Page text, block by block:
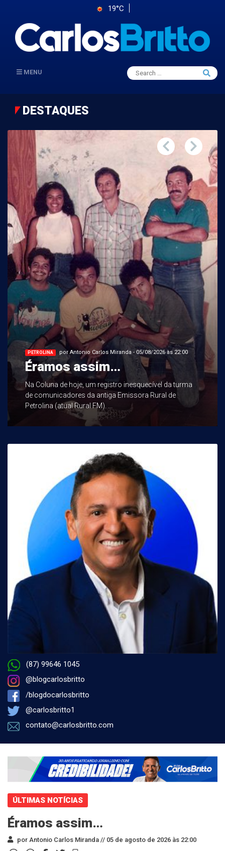
19°C
MENU
Search
for:
Search
DESTAQUES
PETROLINA por Antonio Carlos Miranda - 05/08/2026 às 22:00
Éramos assim…
Na Coluna de hoje, um registro inesquecível da turma
de comunicadores da antiga Emissora Rural de
Petrolina (atual Rural FM). ...
(87) 99646 1045
@blogcarlosbritto
/blogdocarlosbritto
@carlosbritto1
contato@carlosbritto.com
ÚLTIMAS NOTÍCIAS
Éramos assim…
por Antonio Carlos Miranda // 05 de agosto de 2026 às 22:00